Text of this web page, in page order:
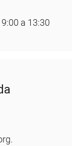
9:00 a 13:30